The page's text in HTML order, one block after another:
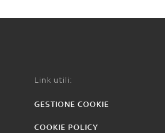
Link utili:
GESTIONE COOKIE
COOKIE POLICY